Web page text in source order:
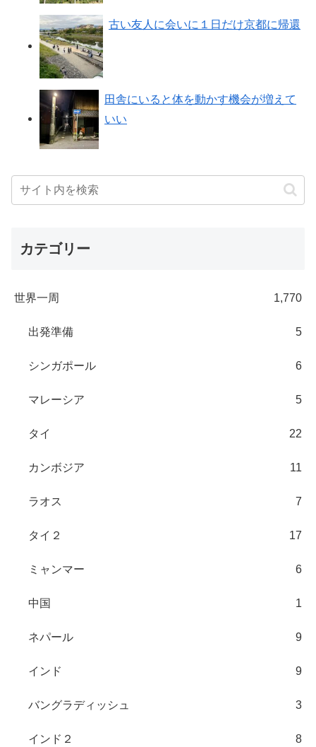
古い友人に会いに１日だけ京都に帰還
田舎にいると体を動かす機会が増えて
いい
カテゴリー
世界一周 1,770
出発準備 5
シンガポール 6
マレーシア 5
タイ 22
カンボジア 11
ラオス 7
タイ２ 17
ミャンマー 6
中国 1
ネパール 9
インド 9
バングラディッシュ 3
インド２ 8